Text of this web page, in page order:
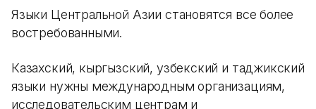
Языки Центральной Азии становятся все более
востребованными.
Казахский, кыргызский, узбекский и таджикский
языки нужны международным организациям,
исследовательским центрам и